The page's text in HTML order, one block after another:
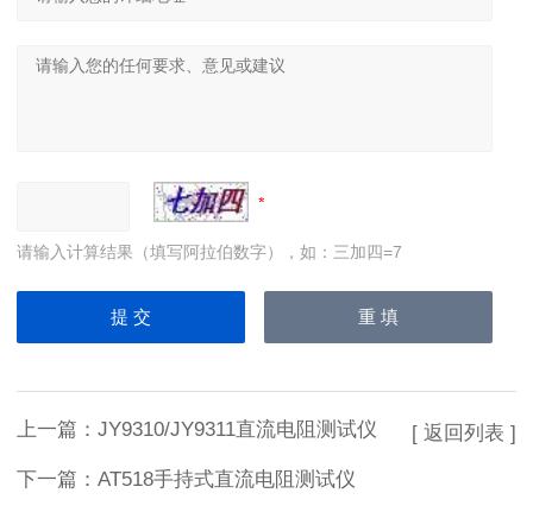
请输入计算结果（填写阿拉伯数字），如：三加四=7
上一篇： JY9310/JY9311直流电阻测试仪
下一篇： AT518手持式直流电阻测试仪
[ 返回列表 ]